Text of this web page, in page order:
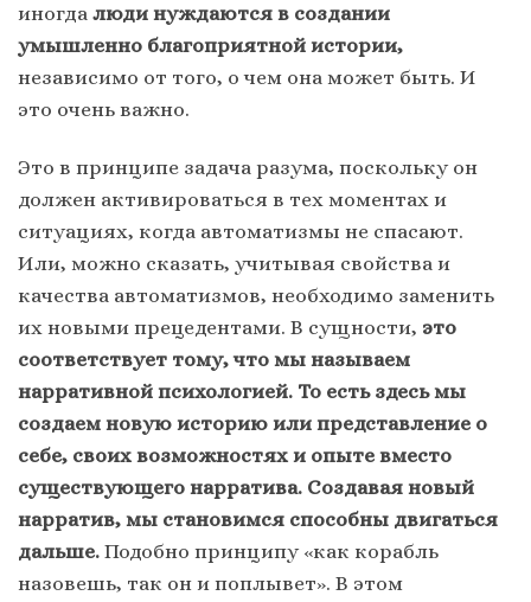
иногда люди нуждаются в создании
умышленно благоприятной истории,
независимо от того, о чем она может быть. И
это очень важно.
Это в принципе задача разума, поскольку он
должен активироваться в тех моментах и
ситуациях, когда автоматизмы не спасают.
Или, можно сказать, учитывая свойства и
качества автоматизмов, необходимо заменить
их новыми прецедентами. В сущности, это
соответствует тому, что мы называем
нарративной психологией. То есть здесь мы
создаем новую историю или представление о
себе, своих возможностях и опыте вместо
существующего нарратива. Создавая новый
нарратив, мы становимся способны двигаться
дальше. Подобно принципу «как корабль
назовешь, так он и поплывет». В этом